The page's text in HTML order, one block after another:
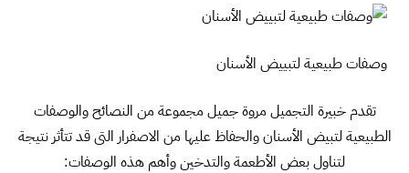
وصفات طبيعية لتبييض الأسنان
تقدم خبيرة التجميل مروة جميل مجموعة من النصائح والوصفات
الطبيعية لتبيض الأسنان والحفاظ عليها من الاصفرار التى قد تتأثر نتيجة
لتناول بعض الأطعمة والتدخين وأهم هذه الوصفات: